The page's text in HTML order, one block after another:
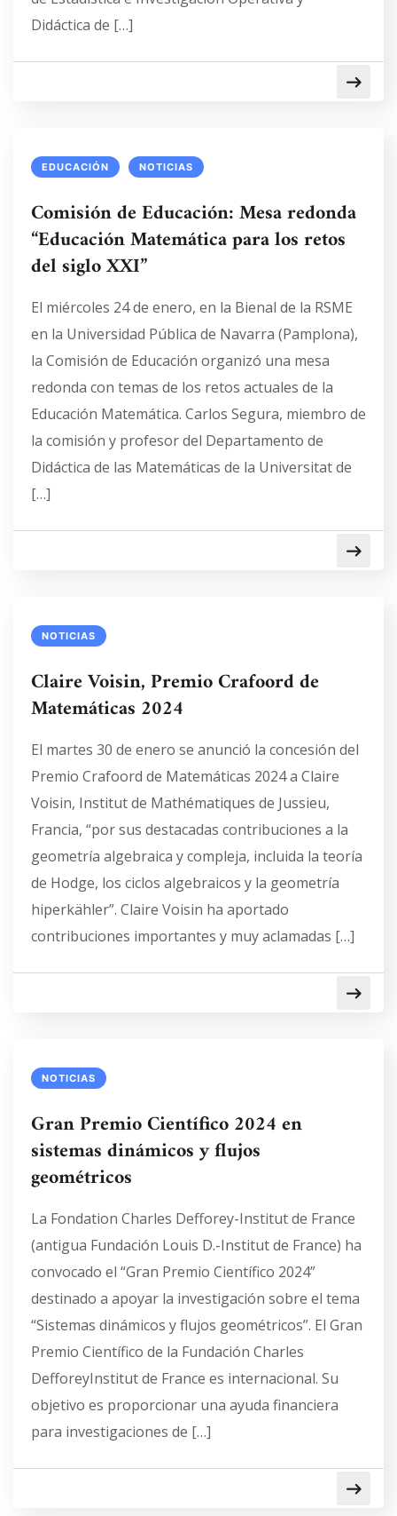
Didáctica de […]
EDUCACIÓN NOTICIAS
Comisión de Educación: Mesa redonda
“Educación Matemática para los retos
del siglo XXI”
El miércoles 24 de enero, en la Bienal de la RSME
en la Universidad Pública de Navarra (Pamplona),
la Comisión de Educación organizó una mesa
redonda con temas de los retos actuales de la
Educación Matemática. Carlos Segura, miembro de
la comisión y profesor del Departamento de
Didáctica de las Matemáticas de la Universitat de
[…]
NOTICIAS
Claire Voisin, Premio Crafoord de
Matemáticas 2024
El martes 30 de enero se anunció la concesión del
Premio Crafoord de Matemáticas 2024 a Claire
Voisin, Institut de Mathématiques de Jussieu,
Francia, “por sus destacadas contribuciones a la
geometría algebraica y compleja, incluida la teoría
de Hodge, los ciclos algebraicos y la geometría
hiperkähler”. Claire Voisin ha aportado
contribuciones importantes y muy aclamadas […]
NOTICIAS
Gran Premio Científico 2024 en
sistemas dinámicos y flujos
geométricos
La Fondation Charles Defforey-Institut de France
(antigua Fundación Louis D.-Institut de France) ha
convocado el “Gran Premio Científico 2024”
destinado a apoyar la investigación sobre el tema
“Sistemas dinámicos y flujos geométricos”. El Gran
Premio Científico de la Fundación Charles
DefforeyInstitut de France es internacional. Su
objetivo es proporcionar una ayuda financiera
para investigaciones de […]